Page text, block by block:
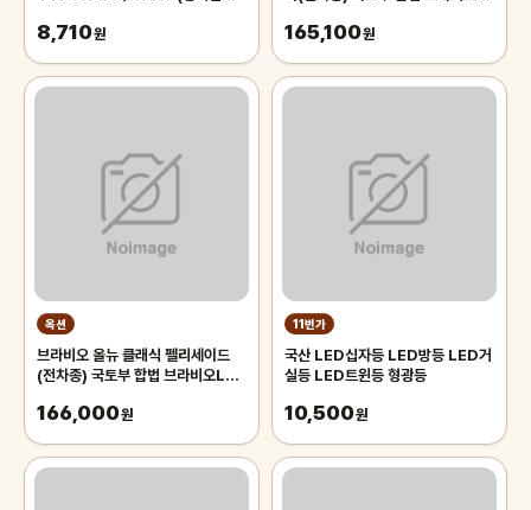
8,710원
사은품2종
165,100원
옥션
브라비오 올뉴 클래식 펠리세이드
(전차종) 국토부 합법 브라비오LED
2년 2종
166,000원
11번가
국산 LED십자등 LED방등 LED거
실등 LED트윈등 형광등
10,500원